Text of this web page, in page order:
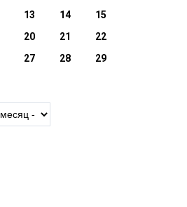
13 14
15
20 21
22
27 28
29